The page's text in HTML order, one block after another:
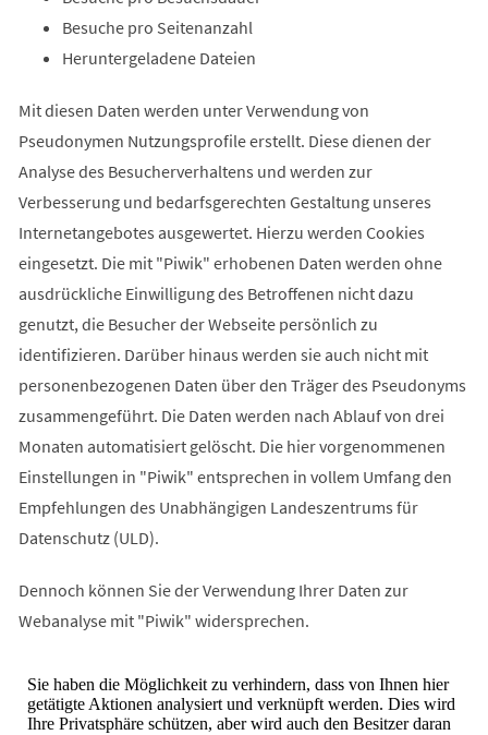
Besuche pro Seitenanzahl
Heruntergeladene Dateien
Mit diesen Daten werden unter Verwendung von
Pseudonymen Nutzungsprofile erstellt. Diese dienen der
Analyse des Besucherverhaltens und werden zur
Verbesserung und bedarfsgerechten Gestaltung unseres
Internetangebotes ausgewertet. Hierzu werden Cookies
eingesetzt. Die mit "Piwik" erhobenen Daten werden ohne
ausdrückliche Einwilligung des Betroffenen nicht dazu
genutzt, die Besucher der Webseite persönlich zu
identifizieren. Darüber hinaus werden sie auch nicht mit
personenbezogenen Daten über den Träger des Pseudonyms
zusammengeführt. Die Daten werden nach Ablauf von drei
Monaten automatisiert gelöscht. Die hier vorgenommenen
Einstellungen in "Piwik" entsprechen in vollem Umfang den
Empfehlungen des Unabhängigen Landeszentrums für
Datenschutz (ULD).
Dennoch können Sie der Verwendung Ihrer Daten zur
Webanalyse mit "Piwik" widersprechen.